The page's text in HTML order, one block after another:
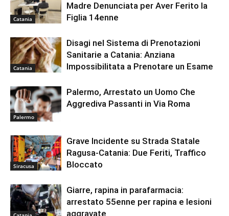
Catania
Madre Denunciata per Aver Ferito la
Figlia 14enne
Catania
Disagi nel Sistema di Prenotazioni
Sanitarie a Catania: Anziana
Impossibilitata a Prenotare un Esame
Palermo
Palermo, Arrestato un Uomo Che
Aggrediva Passanti in Via Roma
Siracusa
Grave Incidente su Strada Statale
Ragusa-Catania: Due Feriti, Traffico
Bloccato
Giarre, rapina in parafarmacia:
arrestato 55enne per rapina e lesioni
aggravate